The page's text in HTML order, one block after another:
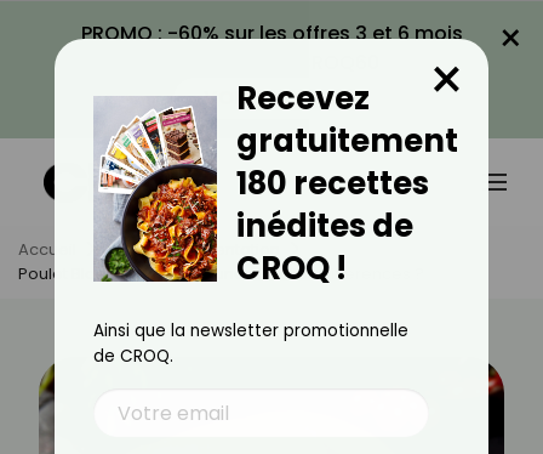
PROMO : -60% sur les offres 3 et 6 mois
VOIR LA PROMO
×
Accueil Actus
Alimentation
Poulet Blanc Vs Poulet Jaune : Quelles Différences ?
Recevez
gratuitement
180 recettes
inédites de
CROQ !
×
Ainsi que la newsletter promotionnelle
de CROQ.